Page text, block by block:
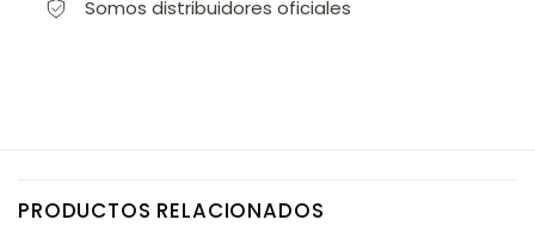
Somos distribuidores oficiales
PRODUCTOS RELACIONADOS